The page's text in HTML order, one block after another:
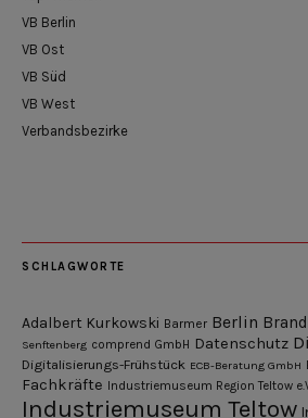
VB Berlin
VB Ost
VB Süd
VB West
Verbandsbezirke
SCHLAGWORTE
Adalbert Kurkowski Barmer Berlin
Senftenberg comprend GmbH Datenschutz
Digitalisierungs-Frühstück ECB-Beratung GmbH
Fachkräfte Industriemuseum Region Teltow
Industriemuseum Teltow